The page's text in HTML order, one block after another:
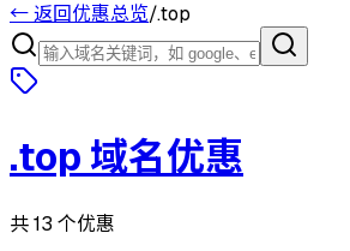
← 返回优惠总览/.top
.top 域名优惠
共 13 个优惠